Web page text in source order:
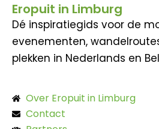
Eropuit in Limburg
Dé inspiratiegids voor de
evenementen,
plekken in Nederlands en
Over Eropuit in Limburg
Contact